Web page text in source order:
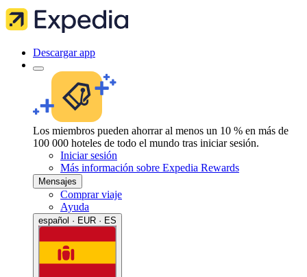
Descargar app
Los miembros pueden ahorrar al menos un 10 % en más de
100 000 hoteles de todo el mundo tras iniciar sesión.
Iniciar sesión
Más información sobre Expedia Rewards
Mensajes
Comprar viaje
Ayuda
español · EUR · ES